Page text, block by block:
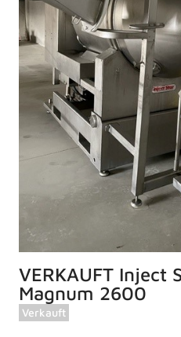
VERKAUFT Inject
Magnum 2600
Verkauft